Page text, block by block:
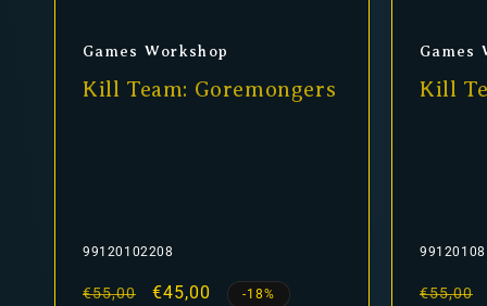
Anbieter:
Games Workshop
Kill Team: Goremongers
99120102208
Normaler
€55,00 Verkaufspreis
€45,00 -18%
Games
Kill
€55,00